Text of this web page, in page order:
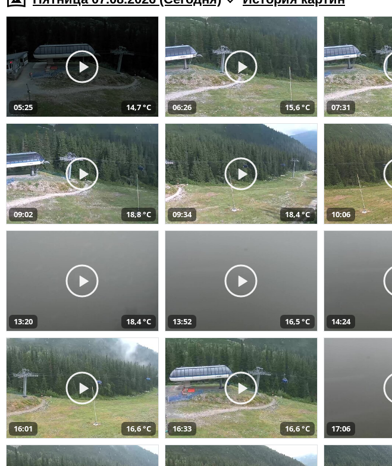
05:25 14,7 °C 06:26 15,6 °C 07:31
09:02 18,8 °C 09:34 18,4 °C 10:06
13:20 18,4 °C 13:52 16,5 °C 14:24
16:01 16,6 °C 16:33 16,6 °C 17:06